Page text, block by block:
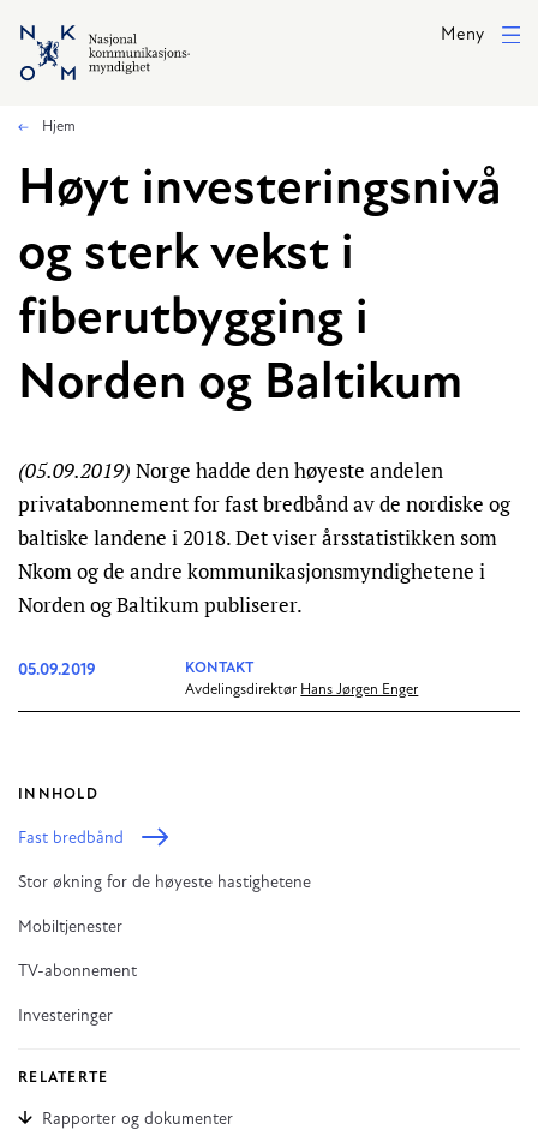
Hopp til hovedinnhold
Meny
Hjem
Høyt investeringsnivå
og sterk vekst i
fiberutbygging i
Norden og Baltikum
(05.09.2019) Norge hadde den høyeste andelen
privatabonnement for fast bredbånd av de nordiske og
baltiske landene i 2018. Det viser årsstatistikken som
Nkom og de andre kommunikasjonsmyndighetene i
Norden og Baltikum publiserer.
05.09.2019
KONTAKT
Avdelingsdirektør Hans Jørgen Enger
INNHOLD
Fast bredbånd
Stor økning for de høyeste hastighetene
Mobiltjenester
TV-abonnement
Investeringer
RELATERTE
Rapporter og dokumenter